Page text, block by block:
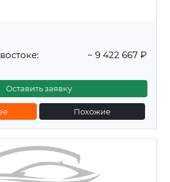
~ 9 422 667 ₽
Оставить заявку
Похожие